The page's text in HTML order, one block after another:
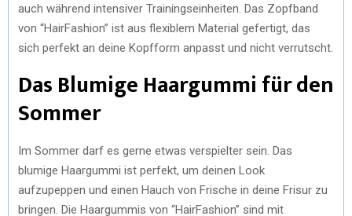
auch während intensiver Trainingseinheiten. Das Zopfband
von “HairFashion” ist aus flexiblem Material gefertigt, das
sich perfekt an deine Kopfform anpasst und nicht verrutscht.
Das Blumige Haargummi für den
Sommer
Im Sommer darf es gerne etwas verspielter sein. Das
blumige Haargummi ist perfekt, um deinen Look
aufzupeppen und einen Hauch von Frische in deine Frisur zu
bringen. Die Haargummis von “HairFashion” sind mit